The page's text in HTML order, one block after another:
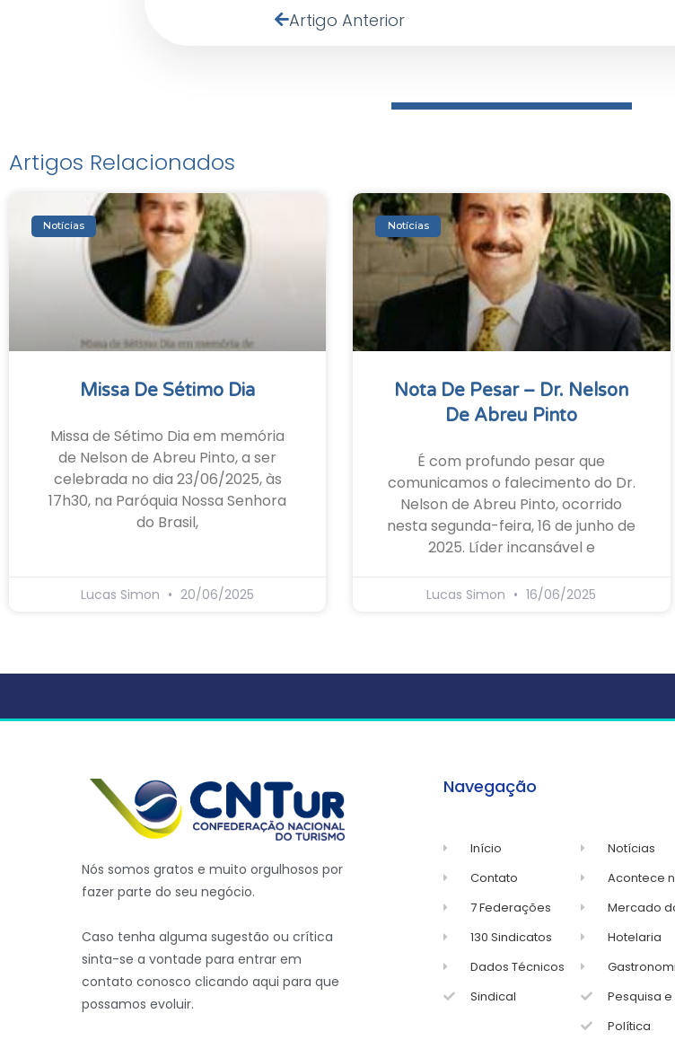
Artigo Anterior
Artigos Relacionados
Notícias
Missa De Sétimo Dia
Missa de Sétimo Dia em memória
de Nelson de Abreu Pinto, a ser
celebrada no dia 23/06/2025, às
17h30, na Paróquia Nossa Senhora
do Brasil,
Lucas Simon 20/06/2025
Notícias
Nota De Pesar – Dr. Nelson
De Abreu Pinto
É com profundo pesar que
comunicamos o falecimento do Dr.
Nelson de Abreu Pinto, ocorrido
nesta segunda-feira, 16 de junho de
2025. Líder incansável e
Lucas Simon 16/06/2025
Nós somos gratos e muito orgulhosos por
fazer parte do seu negócio.
Caso tenha alguma sugestão ou crítica
sinta-se a vontade para entrar em
contato conosco clicando aqui para que
possamos evoluir.
Navegação
Início
Contato
7 Federações
130 Sindicatos
Dados Técnicos
Sindical
Notícias
Acontece
Mercado
Hotelaria
Pesquisa e
Política